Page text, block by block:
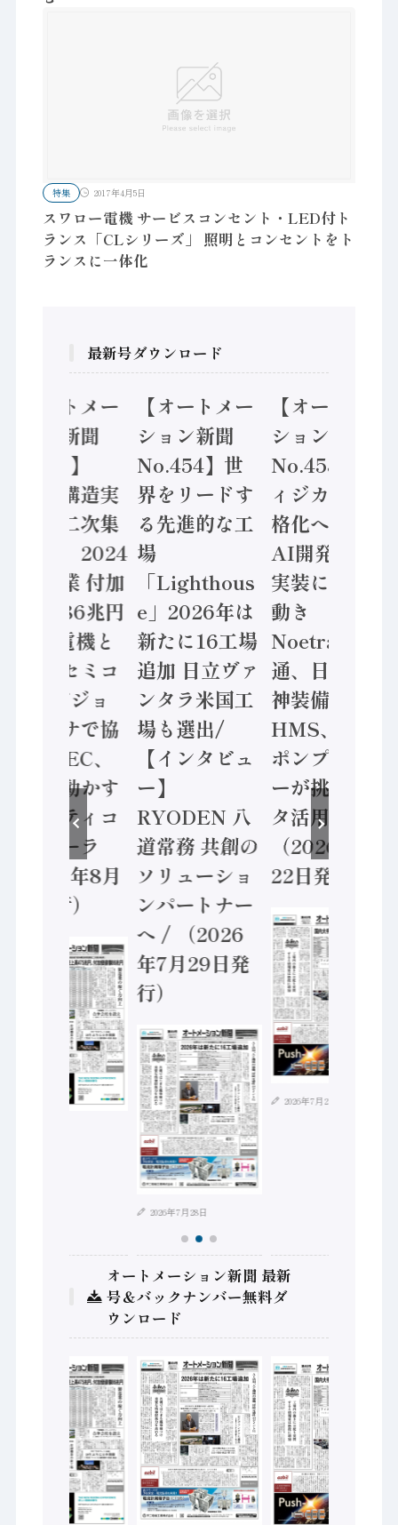
特集 2017年4月5日
スワロー電機 サービスコンセント・LED付ト
ランス「CLシリーズ」 照明とコンセントをト
ランスに一体化
最新号ダウンロード
【オートメー
ション新聞
No.455】
「経済構造実
態調査二次集
計結果」2024
年製造業 付加
価値額86兆円
/ 三菱電機と
ソニーセミコ
ン AIビジョ
ンセンサで協
業 / IDEC、
安全に動かす
セーフティコ
ントローラ
（2026年8月
5日発行）
【オートメー
ション新聞
No.454】世
界をリードす
る先進的な工
場
「Lighthous
e」2026年は
新たに16工場
追加 日立ヴァ
ンタラ米国工
場も選出/
【インタビュ
ー】
RYODEN 八
道常務 共創の
ソリューショ
ンパートナー
へ / （2026
年7月29日発
行）
2026年7月28日
【オートメー
ション新聞
No.453】フ
ィジカルAI本
格化へ 国産
AI開発や社会
実装に活発な
動き
Noetra、富士
通、日立 / 兵
神装備 ×
HMS、老舗
ポンプメーカ
ーが挑むデー
タ活用 など
（2026年7月
22日発行）
2026年7月21日
オートメーション新聞 最新
号＆バックナンバー無料ダ
ウンロード